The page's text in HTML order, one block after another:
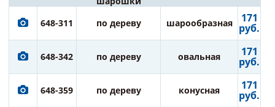
648-311 по дереву шарообразная 171
руб.
648-342 по дереву овальная 171
руб.
648-359 по дереву конусная 171
руб.